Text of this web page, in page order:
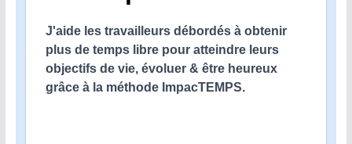
J'aide les travailleurs débordés à obtenir
plus de temps libre pour atteindre leurs
objectifs de vie, évoluer & être heureux
grâce à la méthode ImpacTEMPS.